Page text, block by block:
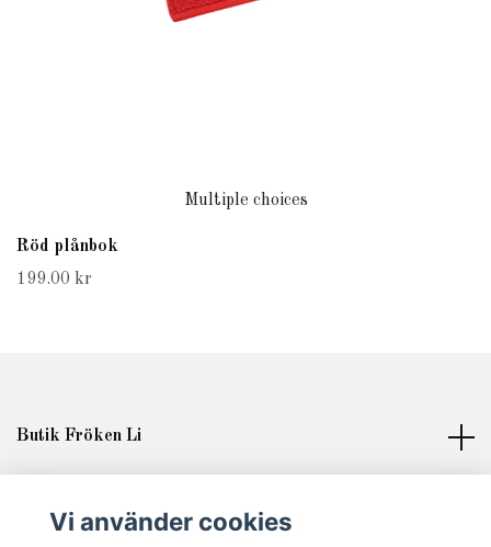
Multiple choices
Röd plånbok
199.00 kr
Butik Fröken Li
Vi använder cookies